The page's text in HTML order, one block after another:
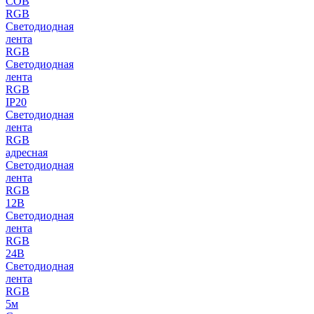
RGB
Светодиодная
лента
RGB
Светодиодная
лента
RGB
IP20
Светодиодная
лента
RGB
адресная
Светодиодная
лента
RGB
12В
Светодиодная
лента
RGB
24В
Светодиодная
лента
RGB
5м